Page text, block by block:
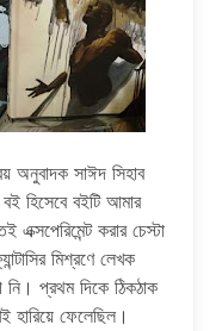
অনুবাদক সাঈদ সিহাব
হিসেবে বইটি আমার
করার চেস্টা
মিশ্রণে লেখক
নি। প্রথম দিকে ঠিকঠাক
হারিয়ে ফেলেছিল।